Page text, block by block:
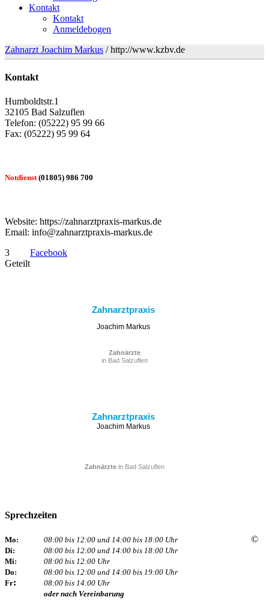
Kontakt
Kontakt
Anmeldebogen
Zahnarzt Joachim Markus /http://www.kzbv.de
Kontakt
Humboldtstr.1
32105 Bad Salzuflen
Telefon: (05222) 95 99 66
Fax: (05222) 95 99 64
Notdienst (01805) 986 700
Website: https://zahnarztpraxis-markus.de
Email: info@zahnarztpraxis-markus.de
3
Geteilt
Facebook
Zahnarztpraxis
Joachim Markus
Zahnärzte
in Bad Salzuflen
Zahnarztpraxis
Joachim Markus
Zahnärztein Bad Salzuflen
Sprechzeiten
Mo:
Di:
Mi:
Do:
Fr:
08:00 bis 12:00 und 14:00 bis 18:00 Uhr
08:00 bis 12:00 und 14:00 bis 18:00 Uhr
08:00 bis 12:00 Uhr
08:00 bis 12:00 und 14:00 bis 19:00 Uhr
08:00 bis 14:00 Uhr
oder nach Vereinbarung
©